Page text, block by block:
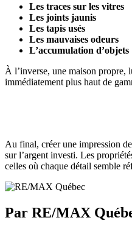
Les traces sur les vitres
Les joints jaunis
Les tapis usés
Les mauvaises odeurs
L’accumulation d’objets
À l’inverse, une maison propre,
immédiatement plus haut de
Au final, créer une impression
sur l’argent investi. Les
celles où chaque détail semble
Par RE/MAX